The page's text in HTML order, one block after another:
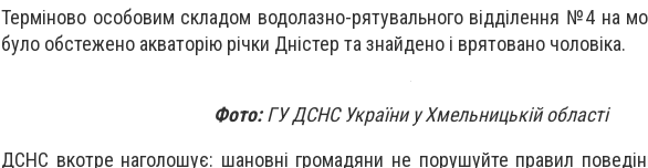
Терміново особовим складом водолазно-рятувального відділення №4 на
було обстежено акваторію річки Дністер та знайдено і врятовано чоловіка.
Фото:ГУ ДСНС України у Хмельницькій області
ДСНС вкотре наголошує: шановні громадяни не порушуйте правил